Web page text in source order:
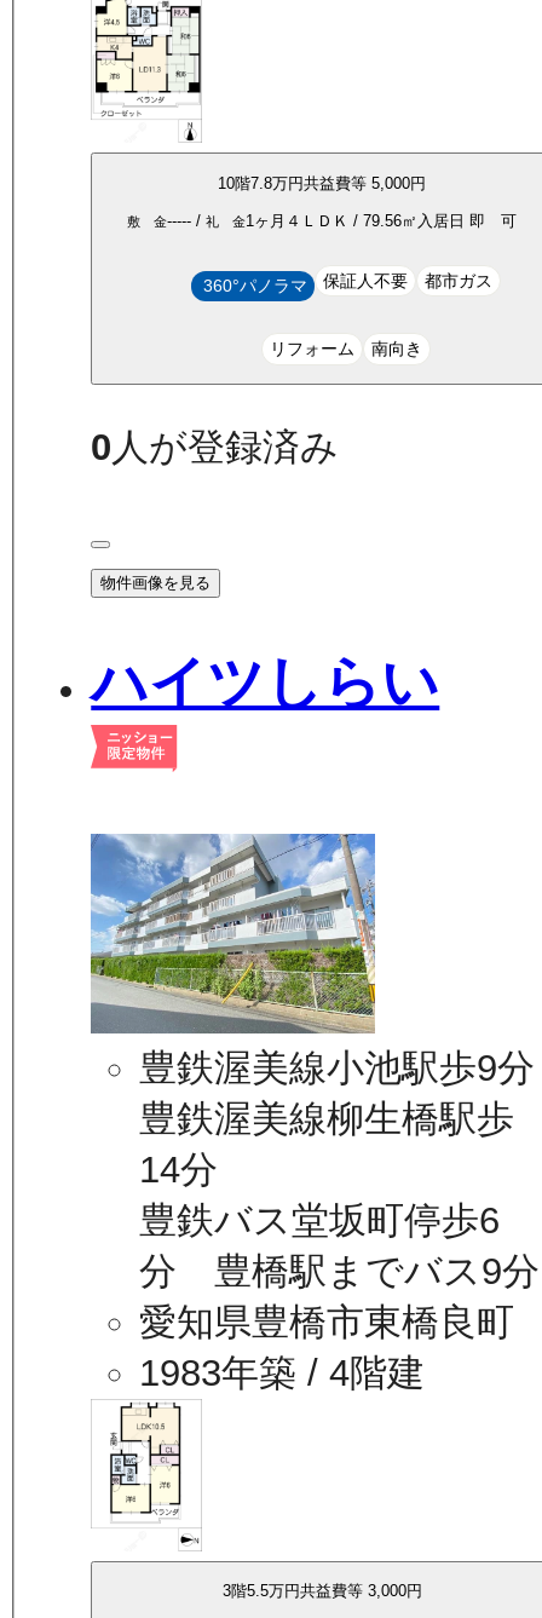
10階7.8万円共益費等5,000円
敷 金----- /礼 金1ヶ月 ４ＬＤＫ /79.56㎡ 入居日 即 可
360°パノラマ 保証人不要 都市ガス
リフォーム 南向き
0人が登録済み
物件画像を見る
ハイツしらい
豊鉄渥美線小池駅歩9分
豊鉄渥美線柳生橋駅歩
14分
豊鉄バス堂坂町停歩6
分 豊橋駅までバス9分
愛知県豊橋市東橋良町
1983年築 / 4階建
3階5.5万円共益費等 3,000円